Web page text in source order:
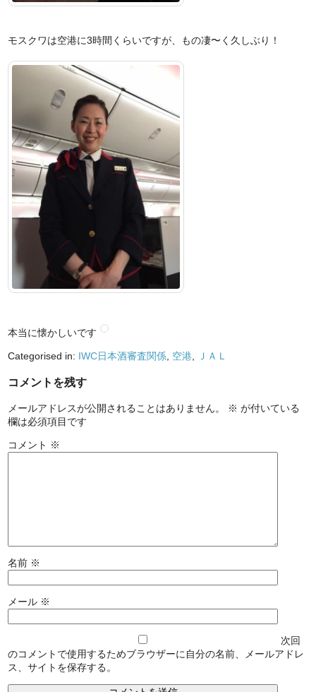
モスクワは空港に3時間くらいですが、もの凄〜く久しぶり！
本当に懐かしいです
Categorised in: IWC日本酒審査関係 空港 ＪＡＬ
コメントを残す
メールアドレスが公開されることはありません。 ※ が付いている
欄は必須項目です
コメント ※
名前 ※
メール ※
次回
のコメントで使用するためブラウザーに自分の名前、メールアドレ
ス、サイトを保存する。